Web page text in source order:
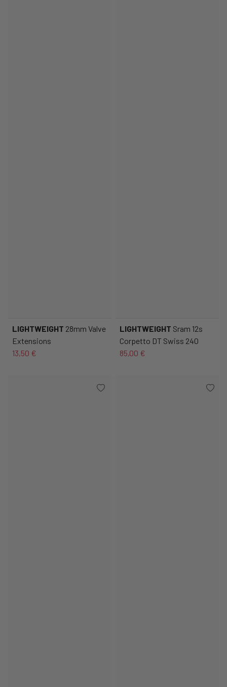
LIGHTWEIGHT 28mm Valve
Extensions
13,50 €
LIGHTWEIGHT Sram 12s
Corpetto DT Swiss 240
85,00 €